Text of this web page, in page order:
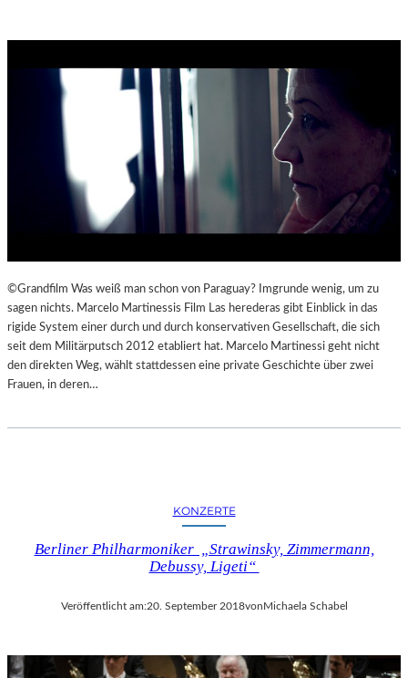
©Grandfilm Was weiß man schon von Paraguay? Imgrunde wenig, um zu
sagen nichts. Marcelo Martinessis Film Las herederas gibt Einblick in das
rigide System einer durch und durch konservativen Gesellschaft, die sich
seit dem Militärputsch 2012 etabliert hat. Marcelo Martinessi geht nicht
den direkten Weg, wählt stattdessen eine private Geschichte über zwei
Frauen, in deren…
KONZERTE
Berliner Philharmoniker „Strawinsky, Zimmermann,
Debussy, Ligeti“
Veröffentlicht am:20. September 2018vonMichaela Schabel